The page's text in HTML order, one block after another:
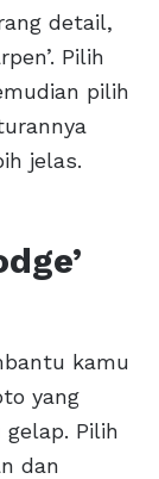
detail,
Pilih
pilih
jelas.
kamu
yang
Pilih
dan